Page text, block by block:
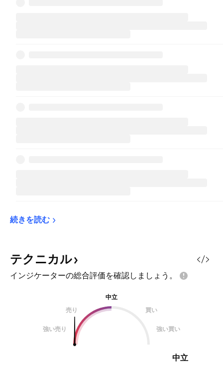
続きを読む
テクニカル
インジケーターの総合評価を確認しましょう。
中立
売り
買い
強い売り 強い買い
中立